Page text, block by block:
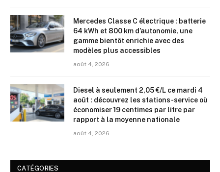
Mercedes Classe C électrique : batterie
64 kWh et 800 km d’autonomie, une
gamme bientôt enrichie avec des
modèles plus accessibles
août 4, 2026
Diesel à seulement 2,05 €/L ce mardi 4
août : découvrez les stations-service où
économiser 19 centimes par litre par
rapport à la moyenne nationale
août 4, 2026
CATÉGORIES